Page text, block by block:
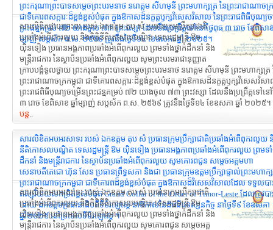
ព្រះករុណាព្រះបាទសម្តេចព្រះបរមនាថ នរោត្តម សីហមុនី ព្រះមហាក្សត្រ នៃព្រះរាជាណាចក្រ
ជាទីគោរពសក្ការៈដ៏ខ្ពង់ខ្ពស់បំផុត ក្នុងឱកាសដ៏នក្ខត្តឫក្សវិសេសវិសាល នៃព្រះរាជពិធីបុណ្យច
ព្រះជន្មគម្រប់ ៧២ យាងចូល ៧៣ ព្រះវស្សា ដែលនឹងប្រព្រឹត្តទៅនៅថ្ងៃពុធ ៣ រោច ខែពិសាខ
ម្សាញ់ សប្តស័ក ព.ស. ២៥៦៩ ត្រូវនឹងថ្ងៃទី១៤ ខែឧសភា ឆ្នាំ ២០២៥។
សារលិខិតថ្វាយព្រះពរ របស់ ឯកឧត្តម តុប សំ ប្រធានក្រុមប្រឹក្សាជាតិ
ប្រឆាំងអំពើពុករលួយ និងកិត្តិនីតិកោសលបណ្ឌិត ទេសរដ្ឋមន្ដ្រី ឱម
យ៉ិនទៀង ប្រធានអង្គភាពប្រឆាំងអំពើពុករលួយ ព្រមទាំងថ្នាក់ដឹកនាំ និង
មន្ត្រីរាជការ នៃស្ថាប័នប្រឆាំងអំពើពុករលួយ សូមព្រះបរមរាជានុញ្ញាត
ក្រាបបង្គំទូលថ្វាយ ព្រះករុណាព្រះបាទសម្តេចព្រះបរមនាថ នរោត្តម សីហមុនី ព្រះមហាក្សត្រ
ព្រះរាជាណាចក្រកម្ពុជា ជាទីគោរពសក្ការៈដ៏ខ្ពង់ខ្ពស់បំផុត ក្នុងឱកាសដ៏នក្ខត្តឫក្សវិសេសវិស
ព្រះរាជពិធីបុណ្យចម្រើនព្រះជន្មគម្រប់ ៧២ យាងចូល ៧៣ ព្រះវស្សា ដែលនឹងប្រព្រឹត្តទៅនៅ
៣ រោច ខែពិសាខ ឆ្នាំម្សាញ់ សប្តស័ក ព.ស. ២៥៦៩ ត្រូវនឹងថ្ងៃទី១៤ ខែឧសភា ឆ្នាំ ២០២៥។
បន្ត..
សារលិខិតអបអរសាទរ របស់ ឯកឧត្តម តុប សំ ប្រធានក្រុមប្រឹក្សាជាតិប្រឆាំងអំពើពុករលួយ
នីតិកោសលបណ្ឌិត ទេសរដ្ឋមន្ដ្រី ឱម យ៉ិនទៀង ប្រធានអង្គភាពប្រឆាំងអំពើពុករលួយ ព្រមទាំ
ដឹកនាំ និងមន្ត្រីរាជការ នៃស្ថាប័នប្រឆាំងអំពើពុករលួយ សូមគោរពជូន សម្តេចអគ្គមហា
សេនាបតីតេជោ ហ៊ុន សែន ប្រធានព្រឹទ្ធសភា និងជា ប្រធានក្រុមឧត្តមប្រឹក្សាផ្ទាល់ព្រះមហាក្ស
ព្រះរាជាណាចក្រកម្ពុជា ជាទីគោរពដ៏ខ្ពង់ខ្ពស់បំផុត ក្នុងឱកាសដ៏វិសេសវិសាលដែល ទទួលប
ឥស្សរិយយសកម្រិតខ្ពស់បំផុត Grand Collar of the Order of Timor-Leste ដែលត្រូវប
ដោយ ឯកឧត្តមប្រធានាធិបតីទីម័រឡេស្តេ នាឱកាសនៃដំណើរទស្សនកិច្ច នាថ្ងៃទី៩ ខែឧសភា
ឆ្នាំ២០២៥ នៅប្រទេសទីម័រឡេស្តេ ។
សារលិខិតអបអរសាទរ របស់ ឯកឧត្តម តុប សំ ប្រធានក្រុមប្រឹក្សាជាតិ
ប្រឆាំងអំពើពុករលួយ និងកិត្តិនីតិកោសលបណ្ឌិត ទេសរដ្ឋមន្ដ្រី ឱម
យ៉ិនទៀង ប្រធានអង្គភាពប្រឆាំងអំពើពុករលួយ ព្រមទាំងថ្នាក់ដឹកនាំ និង
មន្ត្រីរាជការ នៃស្ថាប័នប្រឆាំងអំពើពុករលួយ សូមគោរពជូន សម្តេចអគ្គ